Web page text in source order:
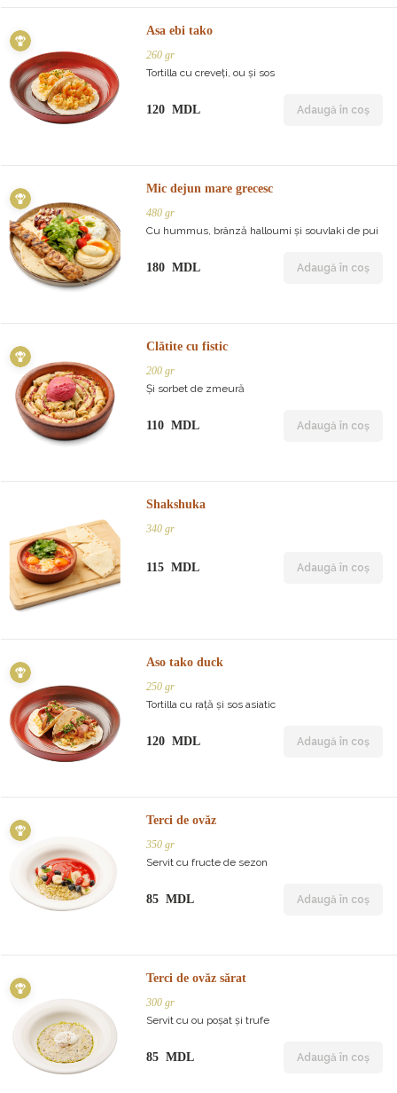
Asa ebi tako
260 gr
Tortilla cu creveți, ou și sos
120 MDL Adaugă în coș
Mic dejun mare grecesc
480 gr
Cu hummus, brânză halloumi și souvlaki de pui
180 MDL Adaugă în coș
Clătite cu fistic
200 gr
Și sorbet de zmeură
110 MDL Adaugă în coș
Shakshuka
340 gr
115 MDL Adaugă în coș
Aso tako duck
250 gr
Tortilla cu rață și sos asiatic
120 MDL Adaugă în coș
Terci de ovăz
350 gr
Servit cu fructe de sezon
85 MDL Adaugă în coș
Terci de ovăz sărat
300 gr
Servit cu ou poșat și trufe
85 MDL Adaugă în coș